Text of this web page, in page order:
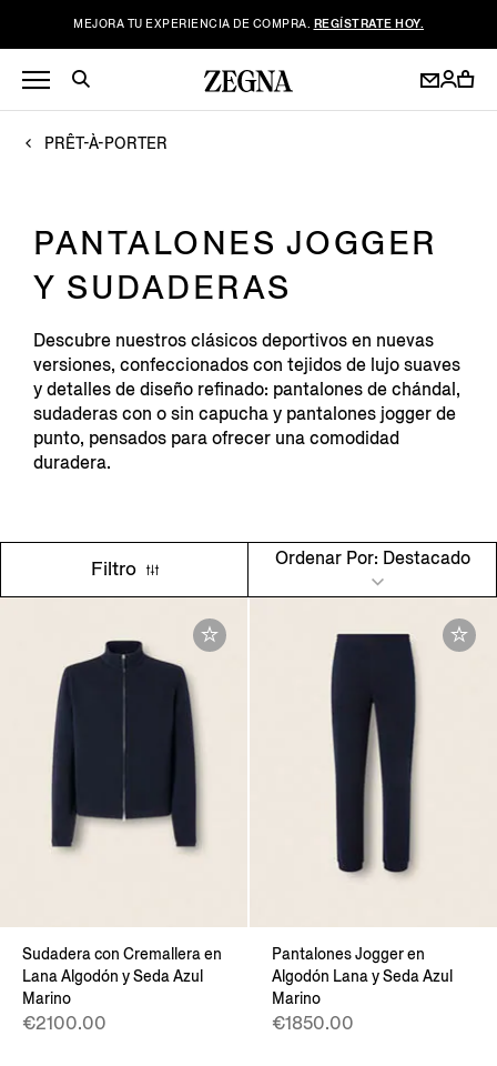
MEJORA TU EXPERIENCIA DE COMPRA. REGÍSTRATE HOY.
PRÊT-À-PORTER
PANTALONES JOGGER
Y SUDADERAS
Descubre nuestros clásicos deportivos en nuevas
versiones, confeccionados con tejidos de lujo suaves
y detalles de diseño refinado: pantalones de chándal,
sudaderas con o sin capucha y pantalones jogger de
punto, pensados para ofrecer una comodidad
duradera.
Filtro Ordenar Por: Destacado
Sudadera con Cremallera en
Lana Algodón y Seda Azul
Marino
€2100.00
Pantalones Jogger en
Algodón Lana y Seda Azul
Marino
€1850.00